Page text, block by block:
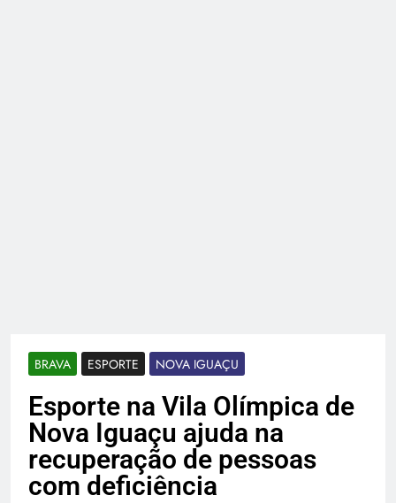
BRAVA ESPORTE NOVA IGUAÇU
Esporte na Vila Olímpica de
Nova Iguaçu ajuda na
recuperação de pessoas
com deficiência